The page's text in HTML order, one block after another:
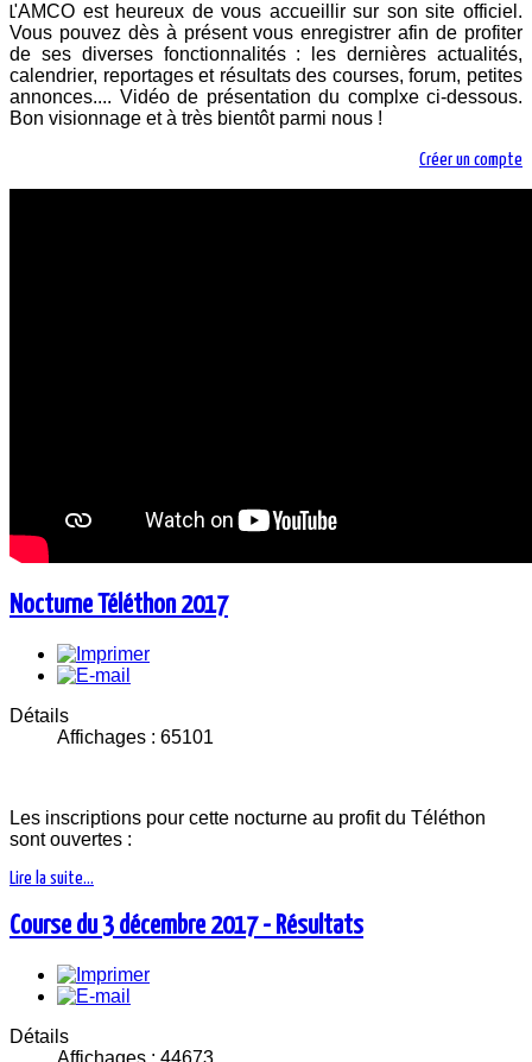
L'AMCO est heureux de vous accueillir sur son site officiel.
Vous pouvez dès à présent vous enregistrer afin de profiter
de ses diverses fonctionnalités : les dernières actualités,
calendrier, reportages et résultats des courses, forum, petites
annonces.... Vidéo de présentation du complxe ci-dessous.
Bon visionnage et à très bientôt parmi nous !
Créer un compte
Nocturne Téléthon 2017
Détails
Affichages : 65101
Les inscriptions pour cette nocturne au profit du Téléthon
sont ouvertes :
Lire la suite...
Course du 3 décembre 2017 - Résultats
Détails
Affichages : 44673